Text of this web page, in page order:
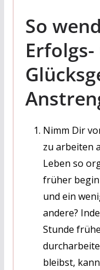
So
Nimm Dir
zu arbeiten
Leben so
früher
und ein
andere?
Stunde
bleibst,